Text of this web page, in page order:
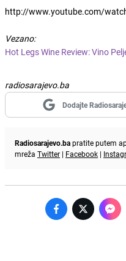
http://www.youtube.com/
Vezano:
Hot Legs Wine Review: Vino
radiosarajevo.ba
Dodajte
Radiosarajevo.bapratite putem
mreža Twitter | Facebook |